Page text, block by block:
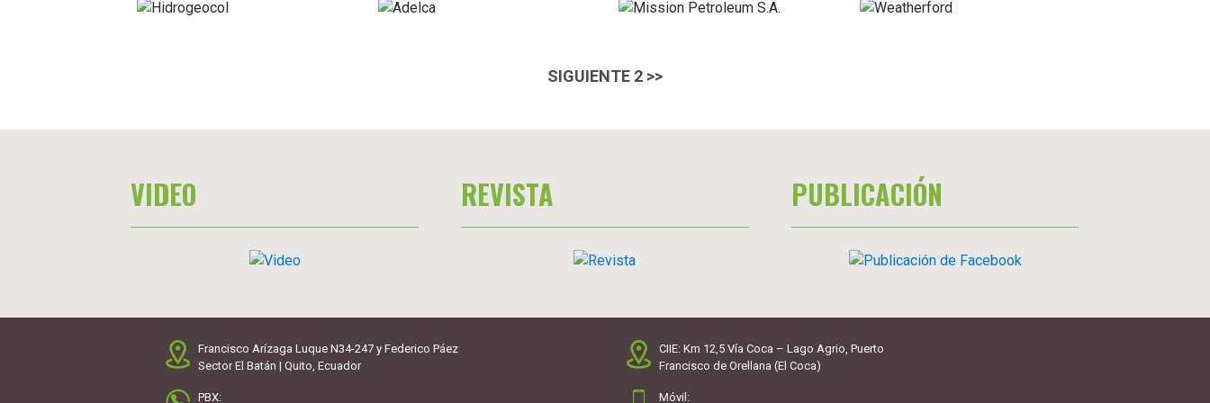
SIGUIENTE 2 >>
VIDEO REVISTA PUBLICACIÓN
Francisco Arízaga Luque N34-247 y Federico Páez
Sector El Batán | Quito, Ecuador
CIIE: Km 12,5 Vía Coca – Lago Agrio, Puerto
Francisco de Orellana (El Coca)
PBX: Móvil: